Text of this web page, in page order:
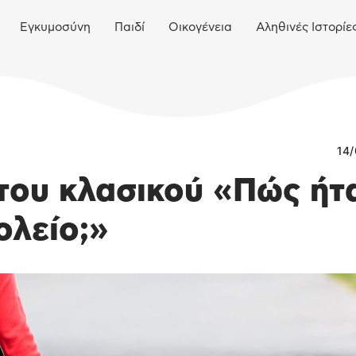
Εγκυμοσύνη Παιδί Οικογένεια Αληθινές
κλασικού «Πώς